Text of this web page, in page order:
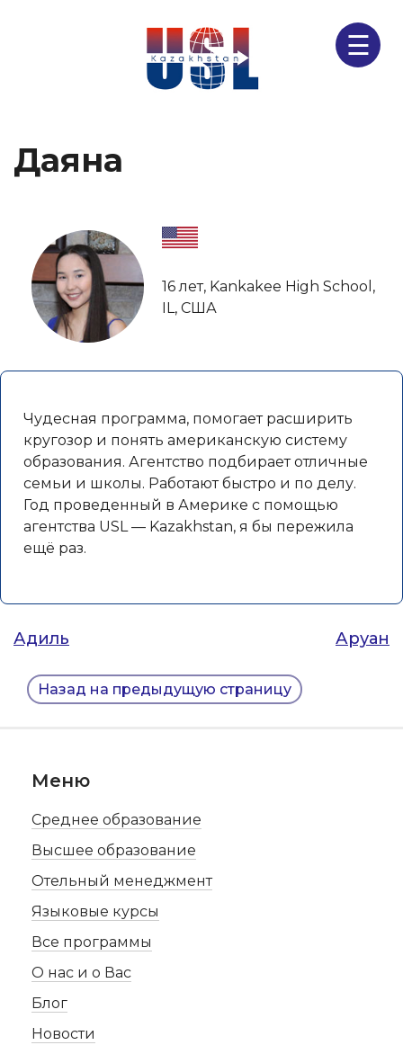
☰
Даяна
16 лет, Kankakee High School,
IL, США
Чудесная программа, помогает расширить
кругозор и понять американскую систему
образования. Агентство подбирает отличные
семьи и школы. Работают быстро и по делу.
Год проведенный в Америке с помощью
агентства USL — Kazakhstan, я бы пережила
ещё раз.
Навигация
по
записям
Адиль Аруан
Назад на предыдущую страницу
Меню
Среднее образование
Высшее образование
Отельный менеджмент
Языковые курсы
Все программы
О нас и о Вас
Блог
Новости